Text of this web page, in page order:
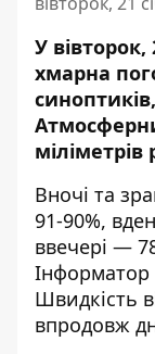
У вівторок,
хмарна
Вночі та
91-90%,
ввечері —
Швидкість
впродовж